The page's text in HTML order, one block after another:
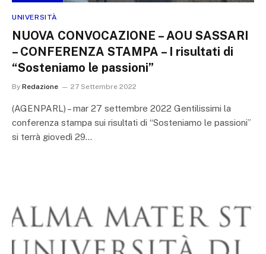
UNIVERSITÀ
NUOVA CONVOCAZIONE – AOU SASSARI
– CONFERENZA STAMPA – I risultati di
“Sosteniamo le passioni”
By Redazione 27 Settembre 2022
(AGENPARL) – mar 27 settembre 2022 Gentilissimi la
conferenza stampa sui risultati di “Sosteniamo le passioni”
si terrà giovedì 29…